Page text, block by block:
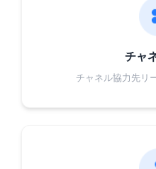
チャ
チャネル協力先リ